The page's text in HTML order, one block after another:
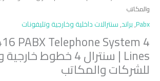
والمكاتب
Pabx
,براند,سنترالات داخلية وخارجية وتليفونات
PABX Telephone System 4
للشركات والمكاتب